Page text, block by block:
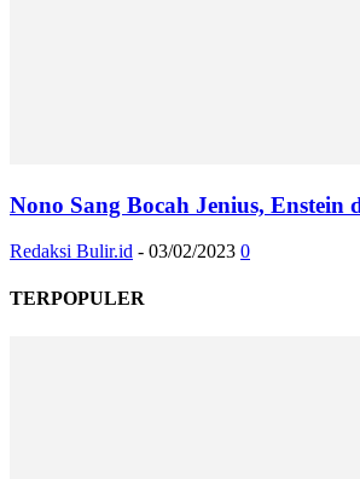
Nono Sang Bocah Jenius,
Redaksi Bulir.id - 03/02/2023 0
TERPOPULER